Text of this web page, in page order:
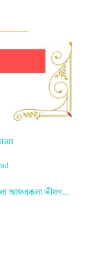
আজএকলা ভীষণ…